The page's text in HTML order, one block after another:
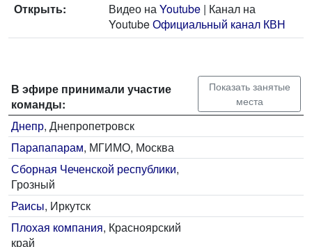
Открыть:
Видео наYoutube | Канал на
YoutubeОфициальный канал КВН
В эфире принимали участие
команды:
Показать занятые
места
Днепр, Днепропетровск
Парапапарам, МГИМО, Москва
Сборная Чеченской республики,
Грозный
Раисы, Иркутск
Плохая компания, Красноярский
край